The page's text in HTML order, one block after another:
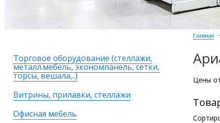
Торговое оборудование (стеллажи,
металл.мебель, экономпанель, сетки,
торсы, вешала,..)
Витрины, прилавки, стеллажи
Офисная мебель
Главная
Цены